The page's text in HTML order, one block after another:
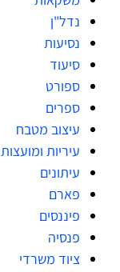
נדל"ן
נסיעות
סיעוד
ספורט
ספרים
עיצוב מטבח
עיריות ומועצות
עיתונים
פארם
פיננסים
פנסיה
ציוד משרדי